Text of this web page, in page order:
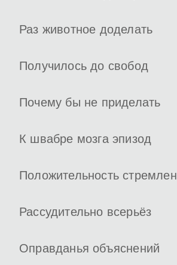
Раз животное доделать
Получилось до свобод
Почему бы не приделать
К швабре мозга эпизод
Положительность
Рассудительно всерьёз
Оправданья объяснений